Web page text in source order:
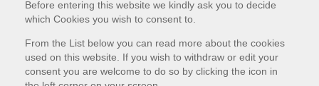
Betina Olsen
Before entering this website we kindly ask you to decide
which Cookies you wish to consent to.
From the List below you can read more about the cookies
used on this website. If you wish to withdraw or edit your
consent you are welcome to do so by clicking the icon in